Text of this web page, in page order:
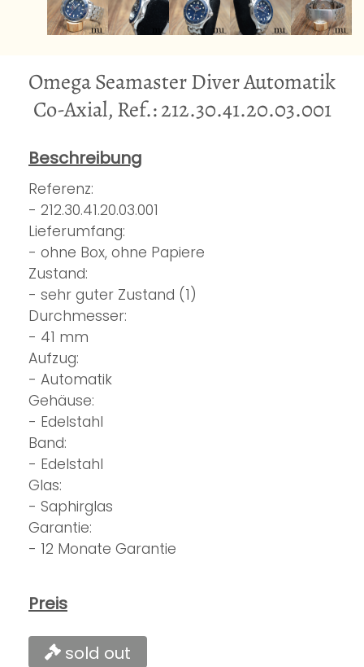
Omega Seamaster Diver Automatik
Co-Axial, Ref.: 212.30.41.20.03.001
Beschreibung
Referenz:
- 212.30.41.20.03.001
Lieferumfang:
- ohne Box, ohne Papiere
Zustand:
- sehr guter Zustand (1)
Durchmesser:
- 41 mm
Aufzug:
- Automatik
Gehäuse:
- Edelstahl
Band:
- Edelstahl
Glas:
- Saphirglas
Garantie:
- 12 Monate Garantie
Preis
sold out